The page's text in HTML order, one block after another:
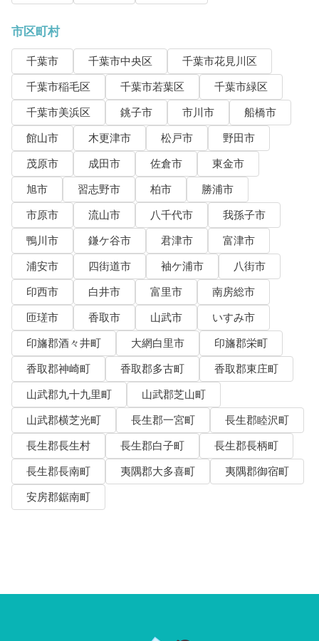
市区町村
千葉市 千葉市中央区
千葉市花見川区
千葉市稲毛区
千葉市若葉区
千葉市緑区
千葉市美浜区
銚子市 市川市
船橋市
館山市
木更津市 松戸市
野田市
茂原市
成田市 佐倉市
東金市
旭市
習志野市 柏市
勝浦市
市原市
流山市 八千代市
我孫子市
鴨川市
鎌ケ谷市 君津市
富津市
浦安市
四街道市 袖ケ浦市
八街市
印西市
白井市 富里市
南房総市
匝瑳市
香取市 山武市
いすみ市
印旛郡酒々井町
大網白里市
印旛郡栄町
香取郡神崎町
香取郡多古町
香取郡東庄町
山武郡九十九里町
山武郡芝山町
山武郡横芝光町
長生郡一宮町
長生郡睦沢町
長生郡長生村
長生郡白子町
長生郡長柄町
長生郡長南町
夷隅郡大多喜町
夷隅郡御宿町
安房郡鋸南町